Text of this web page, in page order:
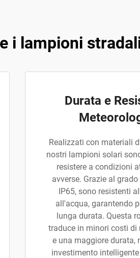
i lampioni
Durata e
Realizzati con materiali
nostri lampioni solari
resistere a condizioni
avverse. Grazie al
IP65, sono resistenti
all'acqua, garantendo
lunga durata. Questa
traduce in minori costi di
e una maggiore durata,
investimento